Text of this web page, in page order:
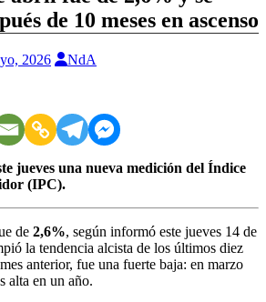
de 10 meses en ascenso
2026 NdA
jueves una nueva medición del Índice
(IPC).
de 2,6%, según informó este jueves 14 de
la tendencia alcista de los últimos diez
anterior, fue una fuerte baja: en marzo
alta en un año.